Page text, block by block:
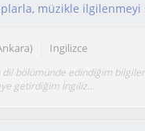
müzikle
Ingilizce
bölümünde edindiğim
getirdiğim İngiliz...